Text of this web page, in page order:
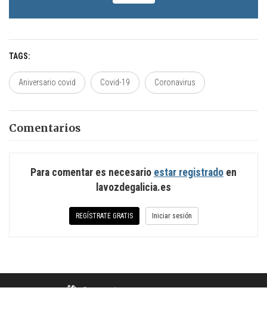
TAGS
Aniversario covid Covid-19 Coronavirus
Comentarios
Para comentar es necesario estar registrado en
lavozdegalicia.es
REGÍSTRATE GRATIS Iniciar sesión
© CopyrightLA VOZ DE GALICIA S.A.